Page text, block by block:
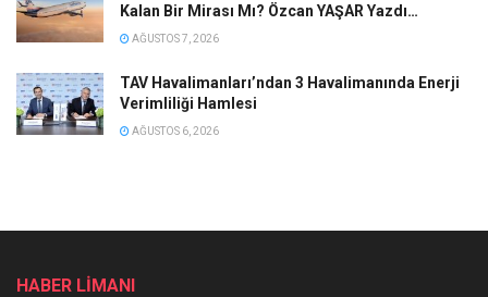
Kalan Bir Mirası Mı? Özcan YAŞAR Yazdı…
AĞUSTOS 7, 2026
TAV Havalimanları’ndan 3 Havalimanında Enerji
Verimliliği Hamlesi
AĞUSTOS 6, 2026
HABER LİMANI